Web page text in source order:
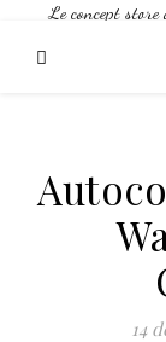
Le concept
14